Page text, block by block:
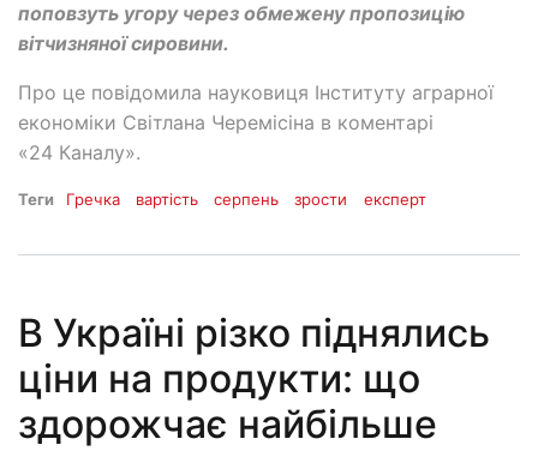
поповзуть угору через обмежену пропозицію
вітчизняної сировини.
Про це повідомила науковиця Інституту аграрної
економіки Світлана Черемісіна в коментарі
«24 Каналу».
Теги Гречка вартість серпень зрости експерт
В Україні різко піднялись
ціни на продукти: що
здорожчає найбільше